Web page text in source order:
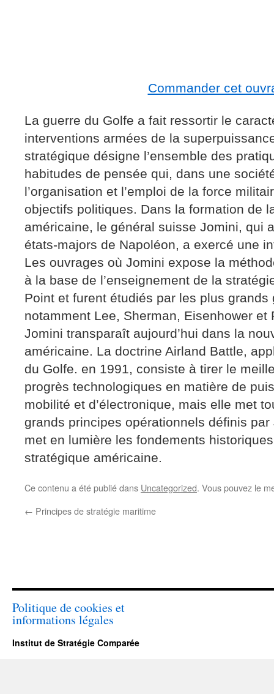
Commander cet
La guerre du Golfe a fait ressortir le
interventions armées de la
stratégique désigne l’ensemble des
habitudes de pensée qui, dans une
l’organisation et l’emploi de la force
objectifs politiques. Dans la formation de
américaine, le général suisse Jomini, qui
états-majors de Napoléon, a exercé une
Les ouvrages où Jomini expose la
à la base de l’enseignement de la
Point et furent étudiés par les plus
notamment Lee, Sherman, Eisenhower et
Jomini transparaît aujourd’hui dans la
américaine. La doctrine Airland Battle,
du Golfe. en 1991, consiste à tirer le
progrès technologiques en matière de
mobilité et d’électronique, mais elle met
grands principes opérationnels définis
met en lumière les fondements
stratégique américaine.
Ce contenu a été publié dans Uncategorized. Vous pouvez le
← Principes de stratégie maritime
Politique de cookies et
informations légales
Institut de Stratégie Comparée